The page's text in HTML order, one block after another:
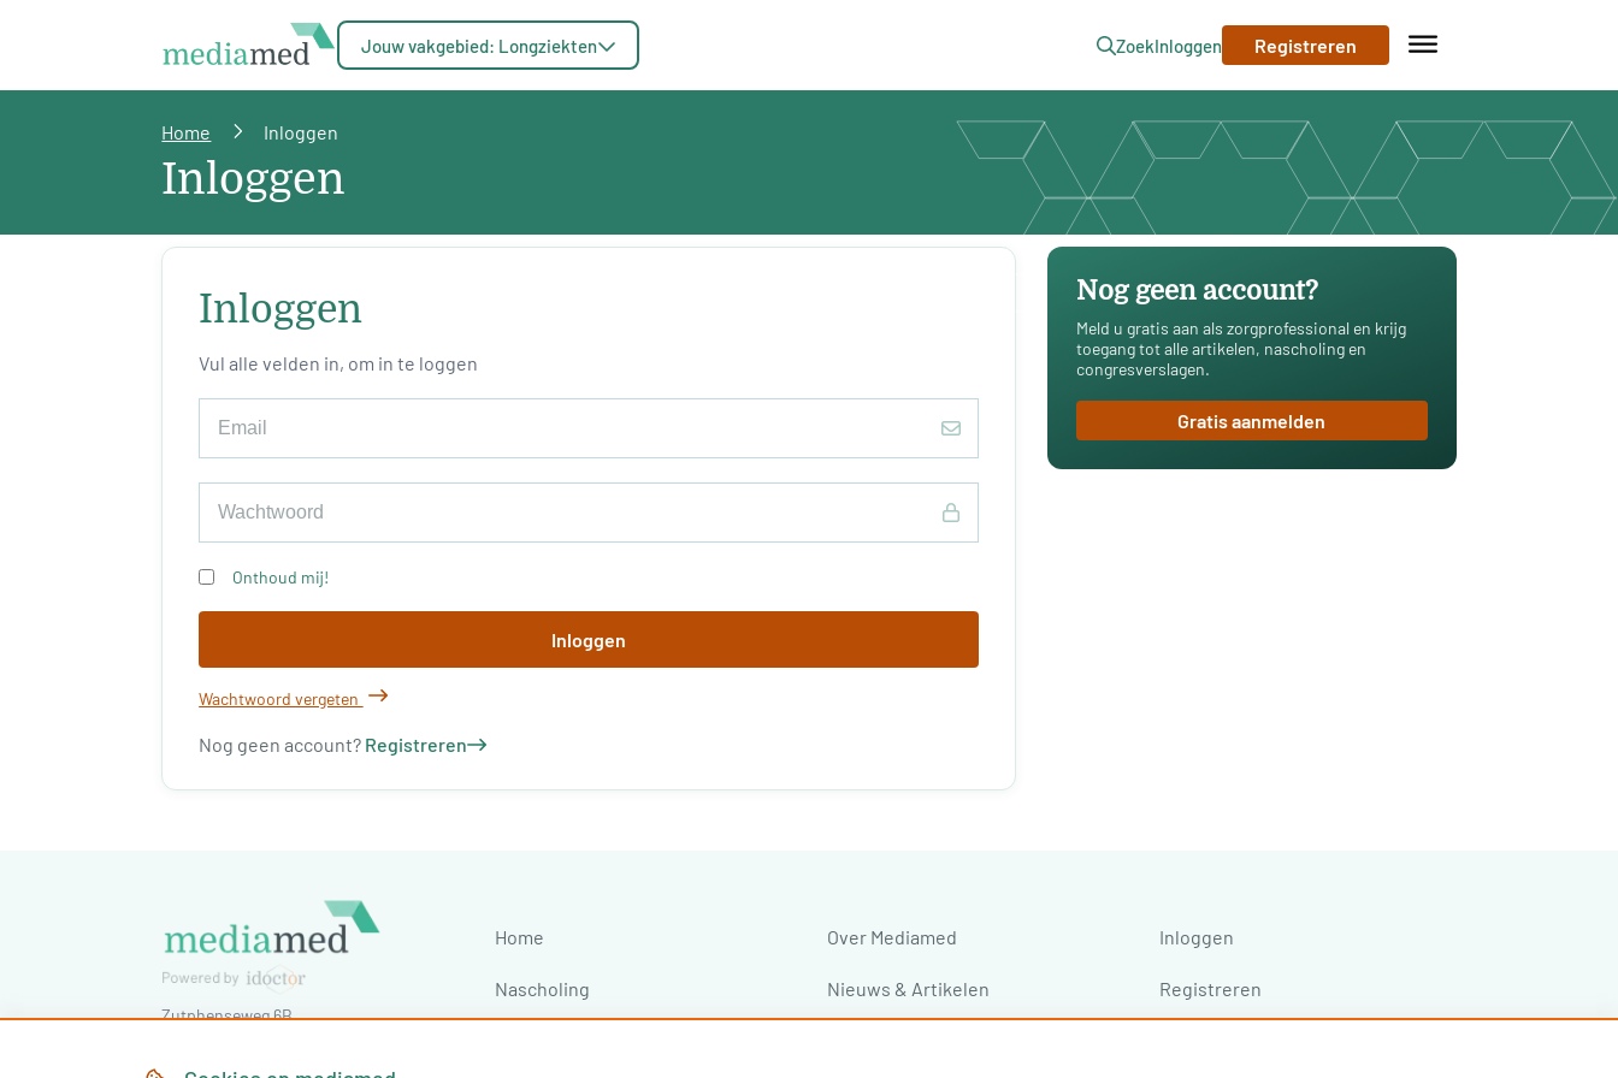
Jouw vakgebied: Longziekten ZoekInloggen Registreren
Home Inloggen
Inloggen
Inloggen
Vul alle velden in, om in te loggen
Onthoud mij!
Inloggen
Wachtwoord vergeten
Nog geen account? Registreren
Nog geen account?
Meld u gratis aan als zorgprofessional en krijg
toegang tot alle artikelen, nascholing en
congresverslagen.
Gratis aanmelden
Zutphenseweg 6B
Tel:030-7603620
Home Over Mediamed
Nascholing Nieuws & Artikelen
Inloggen
Registreren